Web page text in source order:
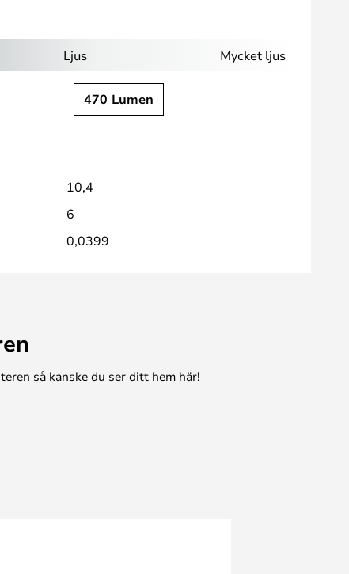
Ljus Mycket ljus
470 Lumen
10,4
6
0,0399
så kanske du ser ditt hem här!